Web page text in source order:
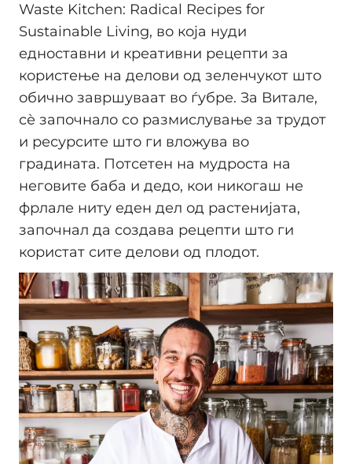
Waste Kitchen: Radical Recipes for
Sustainable Living, во која нуди
едноставни и креативни рецепти за
користење на делови од зеленчукот што
обично завршуваат во ѓубре. За Витале,
сѐ започнало со размислување за трудот
и ресурсите што ги вложува во
градината. Потсетен на мудроста на
неговите баба и дедо, кои никогаш не
фрлале ниту еден дел од растенијата,
започнал да создава рецепти што ги
користат сите делови од плодот.